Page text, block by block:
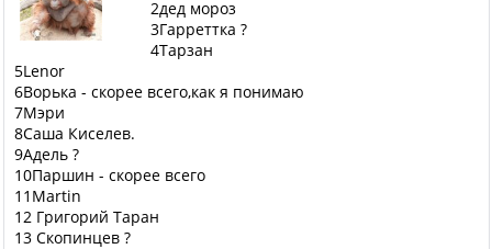
2дед мороз
3Гарреттка ?
4Тарзан
5Lenor
6Ворька - скорее всего,как я понимаю
7Мэри
8Саша Киселев.
9Адель ?
10Паршин - скорее всего
11Martin
12 Григорий Таран
13 Скопинцев ?